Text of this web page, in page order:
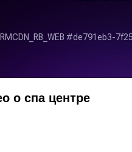
о спа центре